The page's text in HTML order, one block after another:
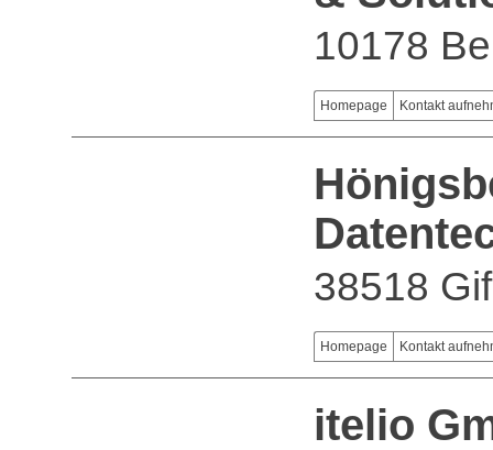
10178
Homepage Kontakt
38518
Homepage Kontakt
itelio